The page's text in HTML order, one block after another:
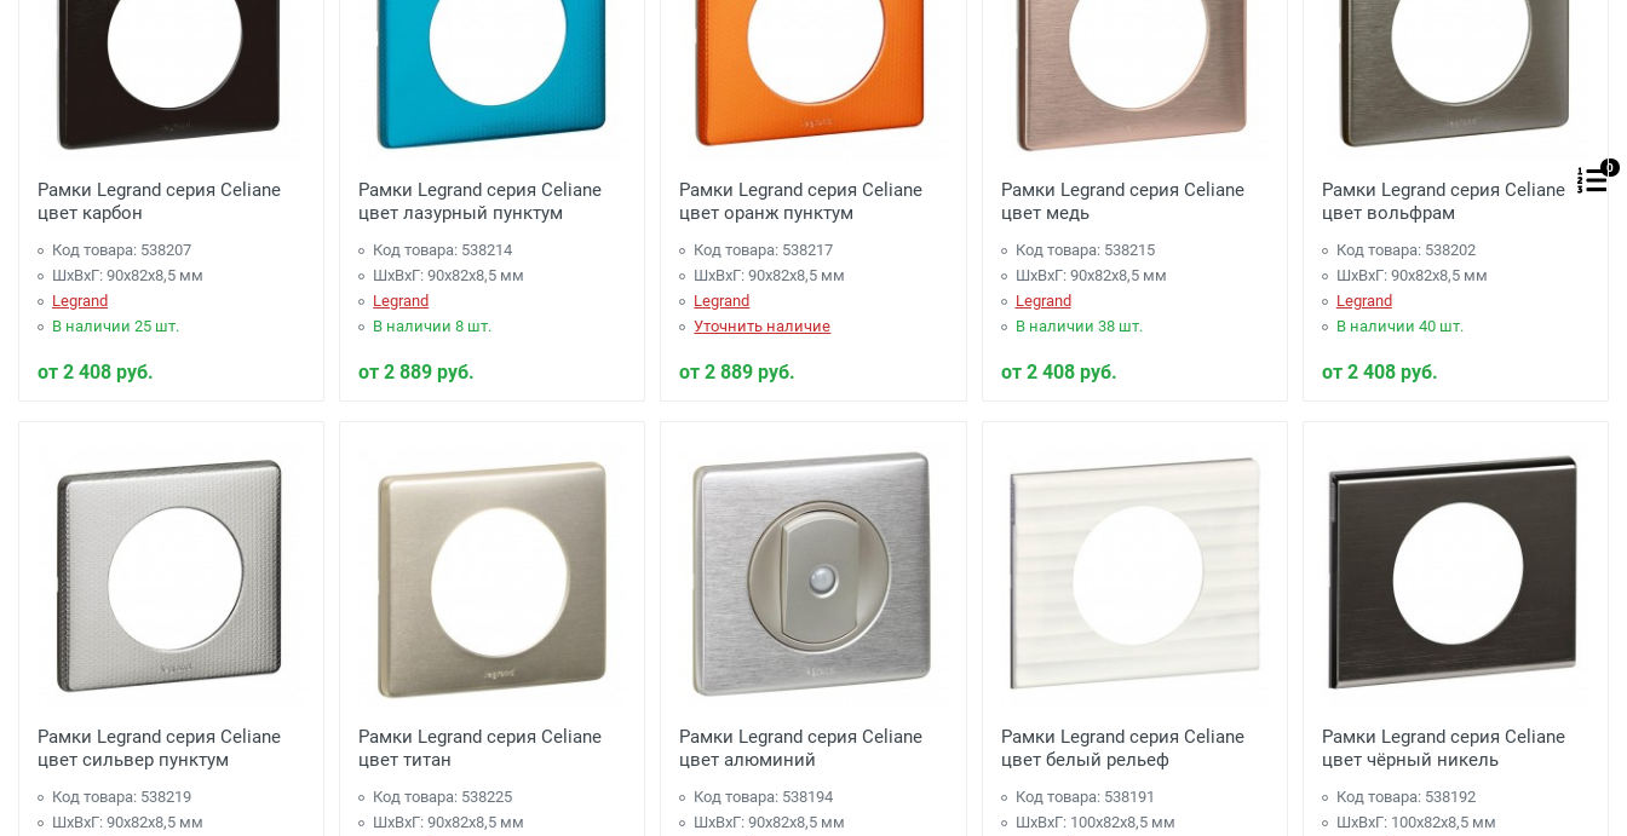
Рамки Legrand серия Celiane
цвет карбон
Код товара: 538207
ШхВхГ: 90x82x8,5 мм
Legrand
В наличии 25 шт.
от 2 408 руб.
Рамки Legrand серия Celiane
цвет лазурный пунктум
Код товара: 538214
ШхВхГ: 90x82x8,5 мм
Legrand
В наличии 8 шт.
от 2 889 руб.
Рамки Legrand серия Celiane
цвет оранж пунктум
Код товара: 538217
ШхВхГ: 90x82x8,5 мм
Legrand
Уточнить наличие
от 2 889 руб.
Рамки Legrand серия Celiane
цвет медь
Код товара: 538215
ШхВхГ: 90x82x8,5 мм
Legrand
В наличии 38 шт.
от 2 408 руб.
Рамки Legrand серия Celiane
цвет вольфрам
Код товара: 538202
ШхВхГ: 90x82x8,5 мм
Legrand
В наличии 40 шт.
от 2 408 руб.
Рамки Legrand серия Celiane
цвет сильвер пунктум
Код товара: 538219
ШхВхГ: 90x82x8,5 мм
Рамки Legrand серия Celiane
цвет титан
Код товара: 538225
ШхВхГ: 90x82x8,5 мм
Рамки Legrand серия Celiane
цвет алюминий
Код товара: 538194
ШхВхГ: 90x82x8,5 мм
Рамки Legrand серия Celiane
цвет белый рельеф
Код товара: 538191
ШхВхГ: 100x82x8,5 мм
Рамки Legrand серия Celiane
цвет чёрный никель
Код товара: 538192
ШхВхГ: 100x82x8,5 мм
0